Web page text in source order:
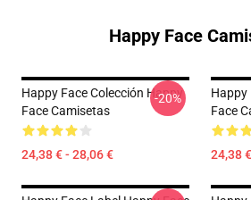
Happy Face
Happy Face Colección Happy
Face Camisetas
24,38 € - 28,06 €
-20%
Happy
Face
24,38